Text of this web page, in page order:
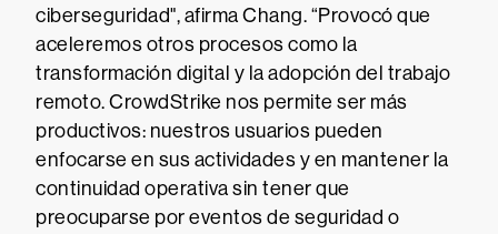
ciberseguridad", afirma Chang. “Provocó que
aceleremos otros procesos como la
transformación digital y la adopción del trabajo
remoto. CrowdStrike nos permite ser más
productivos: nuestros usuarios pueden
enfocarse en sus actividades y en mantener la
continuidad operativa sin tener que
preocuparse por eventos de seguridad o